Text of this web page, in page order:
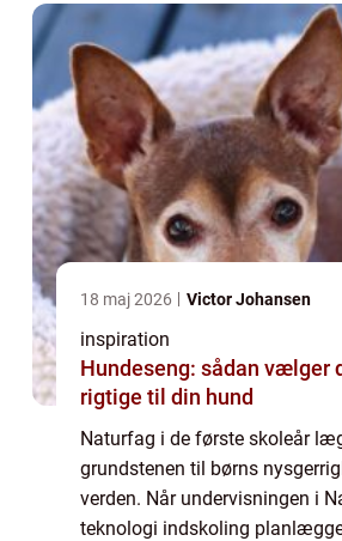
og mod på a...
18 maj 2026 Victor Johansen
inspiration
Hundeseng: sådan vælger
rigtige til din hund
Naturfag i de første skoleår
grundstenen til børns
verden. Når undervisningen i
teknologi indskoling